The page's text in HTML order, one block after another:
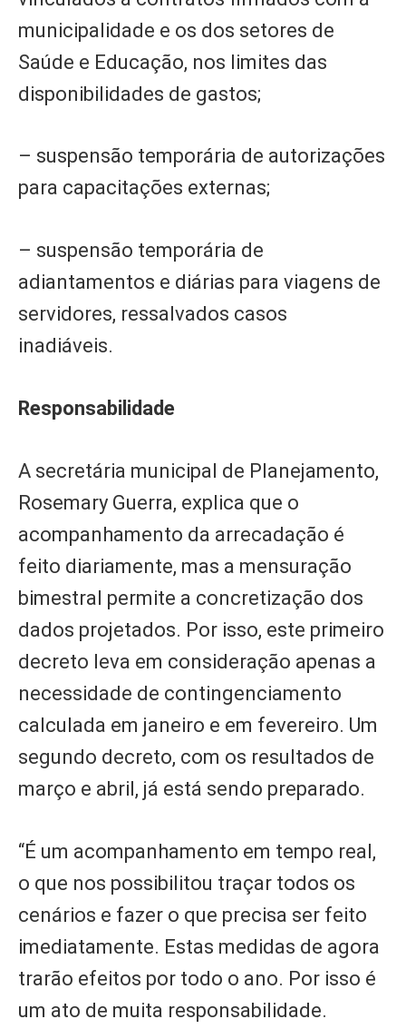
municipalidade e os dos setores de
Saúde e Educação, nos limites das
disponibilidades de gastos;
– suspensão temporária de autorizações
para capacitações externas;
– suspensão temporária de
adiantamentos e diárias para viagens de
servidores, ressalvados casos
inadiáveis.
Responsabilidade
A secretária municipal de Planejamento,
Rosemary Guerra, explica que o
acompanhamento da arrecadação é
feito diariamente, mas a mensuração
bimestral permite a concretização dos
dados projetados. Por isso, este primeiro
decreto leva em consideração apenas a
necessidade de contingenciamento
calculada em janeiro e em fevereiro. Um
segundo decreto, com os resultados de
março e abril, já está sendo preparado.
“É um acompanhamento em tempo real,
o que nos possibilitou traçar todos os
cenários e fazer o que precisa ser feito
imediatamente. Estas medidas de agora
trarão efeitos por todo o ano. Por isso é
um ato de muita responsabilidade.